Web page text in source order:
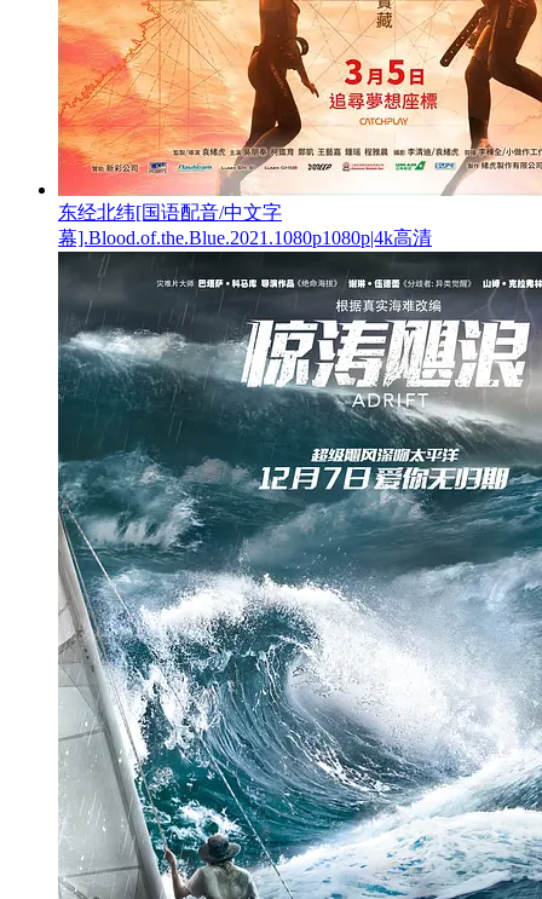
东经北纬[国语配音/中文字
幕].Blood.of.the.Blue.2021.1080p1080p|4k高清